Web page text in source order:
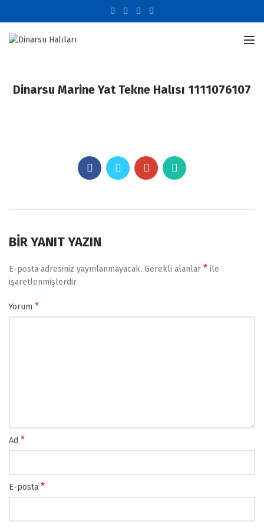
Dinarsu Marine Yat Tekne Halısı 1111076107
BIR YANIT YAZIN
E-posta adresiniz yayınlanmayacak. Gerekli alanlar * ile
işaretlenmişlerdir
Yorum *
Ad *
E-posta *